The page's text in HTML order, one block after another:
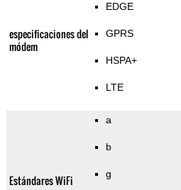
especificaciones del
módem
EDGE
GPRS
HSPA+
LTE
Estándares WiFi
a
b
g